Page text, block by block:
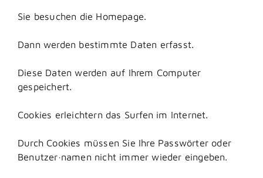
Sie besuchen die Homepage.
Dann werden bestimmte Daten erfasst.
Diese Daten werden auf Ihrem Computer
gespeichert.
Cookies erleichtern das Surfen im Internet.
Durch Cookies müssen Sie Ihre Passwörter oder
Benutzer·namen nicht immer wieder eingeben.